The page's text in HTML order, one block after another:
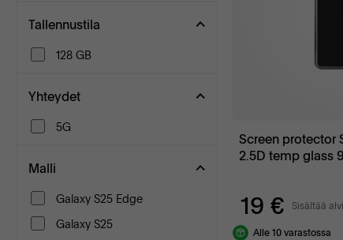
Tallennustila
128 GB
Yhteydet
5G
Malli
Galaxy S25 Edge
Galaxy S25
Screen protector
2.5D temp glass
19 € Sisältää
Alle 10 varastossa